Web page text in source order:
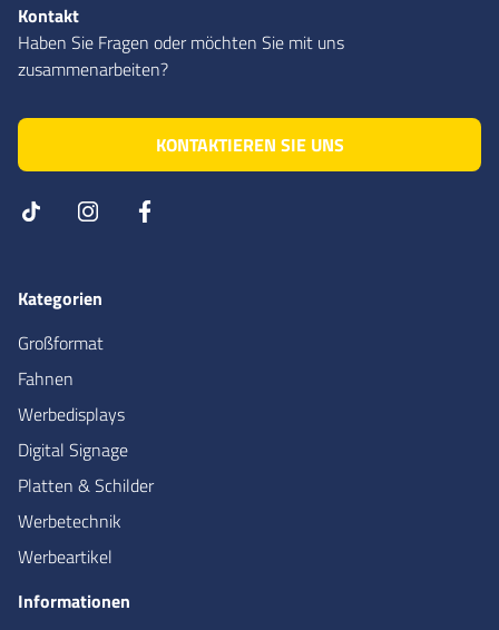
Kontakt
Haben Sie Fragen oder möchten Sie mit uns
zusammenarbeiten?
KONTAKTIEREN SIE UNS
Kategorien
Großformat
Fahnen
Werbedisplays
Digital Signage
Platten & Schilder
Werbetechnik
Werbeartikel
Informationen